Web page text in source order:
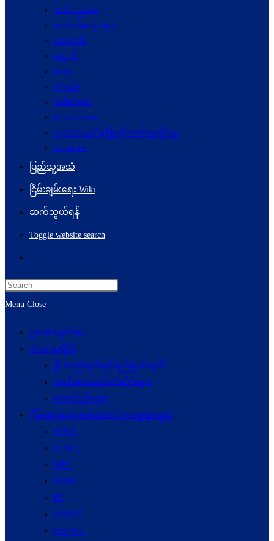
အသိပညာပေး
ဆက်စပ်စာအုပ်များ
ဆောင်းပါး
ဝတ္ထုတို
ကဗျာ
ကာတွန်း
အစီရင်ခံစာ
E-Newsletters
သုတေသနနှင့်ဖွံ့ဖြိုးတိုးတက်ရေးဆိုင်ရာ
Acronyms
ပြည်သူ့အသံ
ငြိမ်းချမ်းရေး Wiki
ဆက်သွယ်ရန်
Toggle website search
Menu Close
မူလစာမျက်နှာ
NCA သမိုင်း
ဦးတည်ချက်နှင့်ရည်ရွယ်ချက်
အထိမ်းအမှတ်တံဆိပ်များ
ဆောင်ပုဒ်များ
ငြိမ်းချမ်းရေးဖော်‌ဆောင်မှုယန္တရားများ
UPCC
UPWC
MPC
NRPC
PC
NSPCC
NSPWC